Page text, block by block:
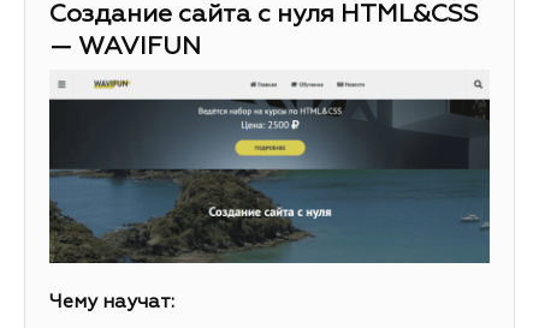
Создание сайта с нуля HTML&CSS
— WAVIFUN
Чему научат: